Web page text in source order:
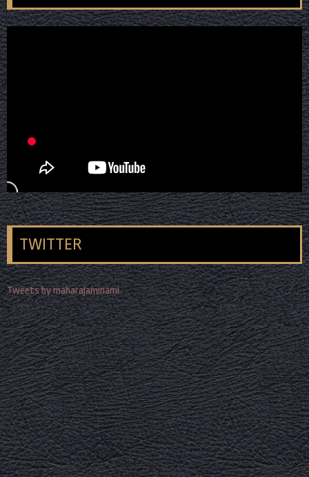
TWITTER
Tweets by maharajaminami